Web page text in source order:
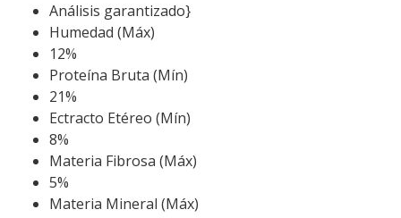
Análisis garantizado}
Humedad (Máx)
12%
Proteína Bruta (Mín)
21%
Ectracto Etéreo (Mín)
8%
Materia Fibrosa (Máx)
5%
Materia Mineral (Máx)